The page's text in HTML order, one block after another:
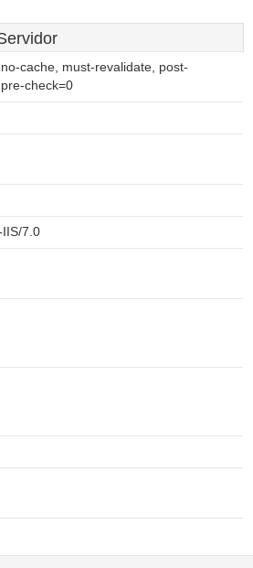
cache, must-revalidate, post-
check=0
IIS/7.0